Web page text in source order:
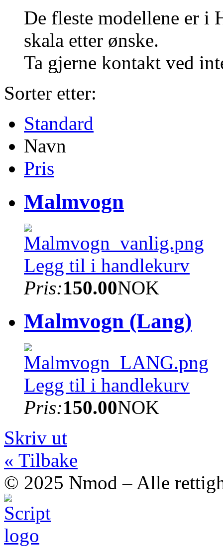
De fleste modellene er i
skala etter ønske.
Ta gjerne kontakt ved
Sorter etter:
Standard
Navn
Pris
Malmvogn
Legg til i handlekurv
Pris:150.00NOK
Malmvogn (Lang)
Legg til i handlekurv
Pris:150.00NOK
Skriv ut
« Tilbake
© 2025 Nmod – Alle